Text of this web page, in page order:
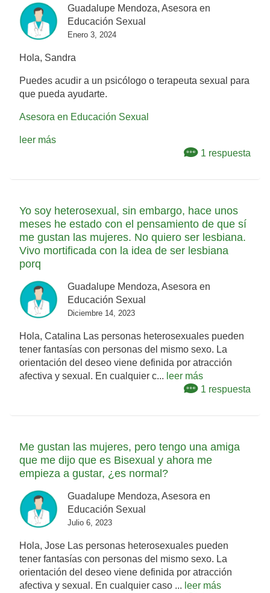
Guadalupe Mendoza, Asesora en
Educación Sexual
Enero 3, 2024
Hola, Sandra
Puedes acudir a un psicólogo o terapeuta sexual para
que pueda ayudarte.
Asesora en Educación Sexual
leer más
1 respuesta
Yo soy heterosexual, sin embargo, hace unos
meses he estado con el pensamiento de que sí
me gustan las mujeres. No quiero ser lesbiana.
Vivo mortificada con la idea de ser lesbiana
porq
Guadalupe Mendoza, Asesora en
Educación Sexual
Diciembre 14, 2023
Hola, Catalina Las personas heterosexuales pueden
tener fantasías con personas del mismo sexo. La
orientación del deseo viene definida por atracción
afectiva y sexual. En cualquier c... leer más
1 respuesta
Me gustan las mujeres, pero tengo una amiga
que me dijo que es Bisexual y ahora me
empieza a gustar, ¿es normal?
Guadalupe Mendoza, Asesora en
Educación Sexual
Julio 6, 2023
Hola, Jose Las personas heterosexuales pueden
tener fantasías con personas del mismo sexo. La
orientación del deseo viene definida por atracción
afectiva y sexual. En cualquier caso ... leer más